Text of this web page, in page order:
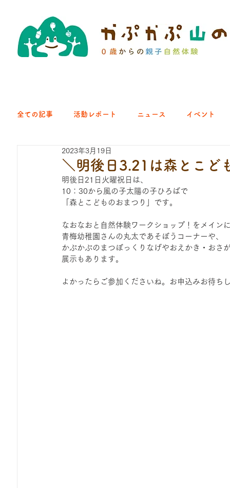
全ての記事 活動レポート ニュース イベント
クラブ｜くらす森
ひろば｜青梅はらっぱ ひろば｜あきる野どろっぱ
ひろば｜おそきっこ里山プレイパーク＆青空こども食堂
森とこどものおまつり みてみて！みんなで描いたよ
＼明後日3.21は森とこど
2023年3月19日
明後日21日火曜祝日は、
10：30から風の子太陽の子ひろばで
「森とこどものおまつり」です。
なおなおと自然体験ワークショップ！をメイン
青梅幼稚園さんの丸太であそぼうコーナーや、
かぷかぷのまつぼっくりなげやおえかき・おさ
展示もあります。
よかったらご参加くださいね。お申込みお待ち